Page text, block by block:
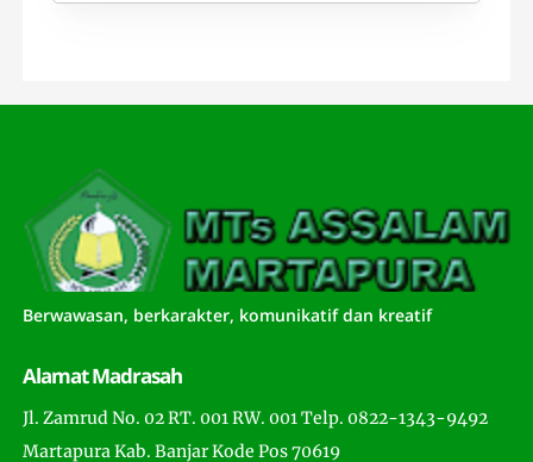
Berwawasan, berkarakter, komunikatif dan kreatif
Alamat Madrasah
Jl. Zamrud No. 02 RT. 001 RW. 001 Telp. 0822-1343-9492
Martapura Kab. Banjar Kode Pos 70619